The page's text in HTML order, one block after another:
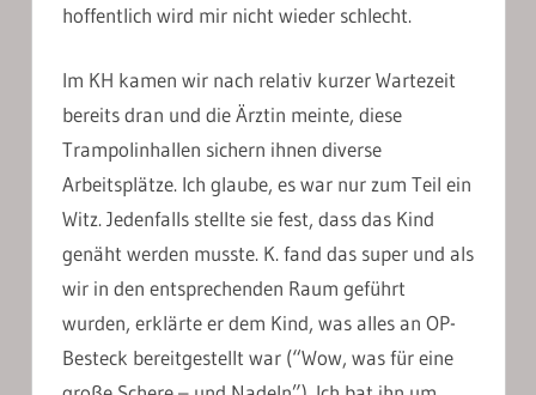
hoffentlich wird mir nicht wieder schlecht.
Im KH kamen wir nach relativ kurzer Wartezeit
bereits dran und die Ärztin meinte, diese
Trampolinhallen sichern ihnen diverse
Arbeitsplätze. Ich glaube, es war nur zum Teil ein
Witz. Jedenfalls stellte sie fest, dass das Kind
genäht werden musste. K. fand das super und als
wir in den entsprechenden Raum geführt
wurden, erklärte er dem Kind, was alles an OP-
Besteck bereitgestellt war (“Wow, was für eine